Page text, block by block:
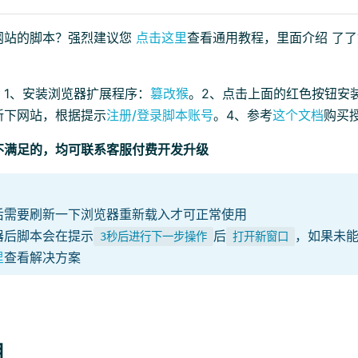
的脚本？强烈建议您 点击这里查看通用教程，里面介绍 了
、安装浏览器扩展程序： 篡改猴。2、点击上面的红色按钮安
网站，根据提示注册/登录脚本账号。4、参考这个文档购买
足的，均可联系客服付费开发升级
要刷新一下浏览器重新载入才可正常使用
脚本会在提示
3秒后进行下一步操作 后 打开新窗口
，如果未
查看解决方案